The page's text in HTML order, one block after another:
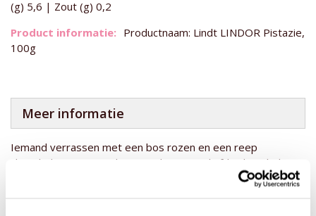
(g) 5,6 | Zout (g) 0,2
Productnaam: Lindt LINDOR Pistazie,
100g
Meer informatie
Iemand verrassen met een bos rozen en een reep
chocolade? Dan zit je hier goed! Deze geliefde chocolade
reep met pistache is ontzettend populair vanwege de Dubai